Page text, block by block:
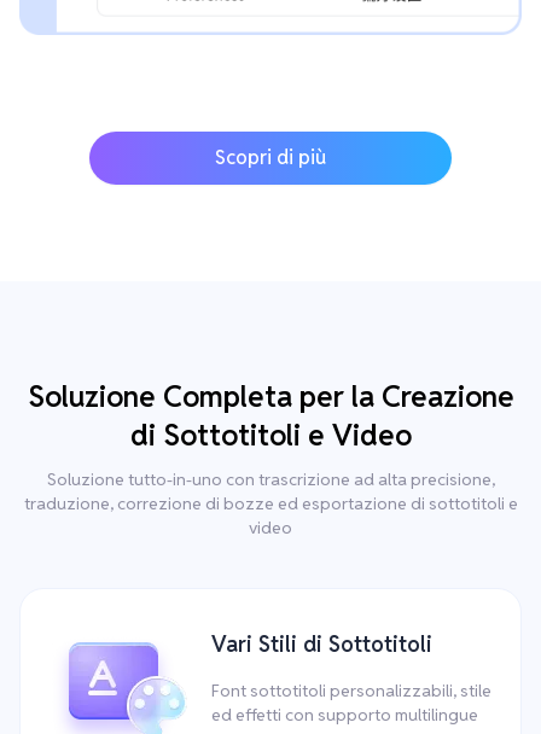
Scopri di più
Soluzione Completa per la Creazione
di Sottotitoli e Video
Soluzione tutto-in-uno con trascrizione ad alta precisione,
traduzione, correzione di bozze ed esportazione di sottotitoli e
video
Vari Stili di Sottotitoli
Font sottotitoli personalizzabili, stile
ed effetti con supporto multilingue